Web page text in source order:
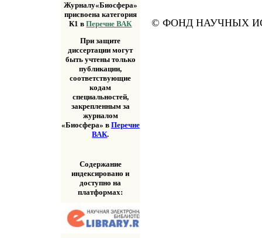
Журналу«Биосфера»
присвоена категория
К1 вПеречне ВАК
При защите
диссертации могут
быть учтены только
публикации,
соответствующие
кодам
специальностей,
закрепленным за
журналом
«Биосфера» в Перечне
ВАК.
Содержание
индексировано и
доступно на
платформах:
© ФОНД НАУЧНЫХ